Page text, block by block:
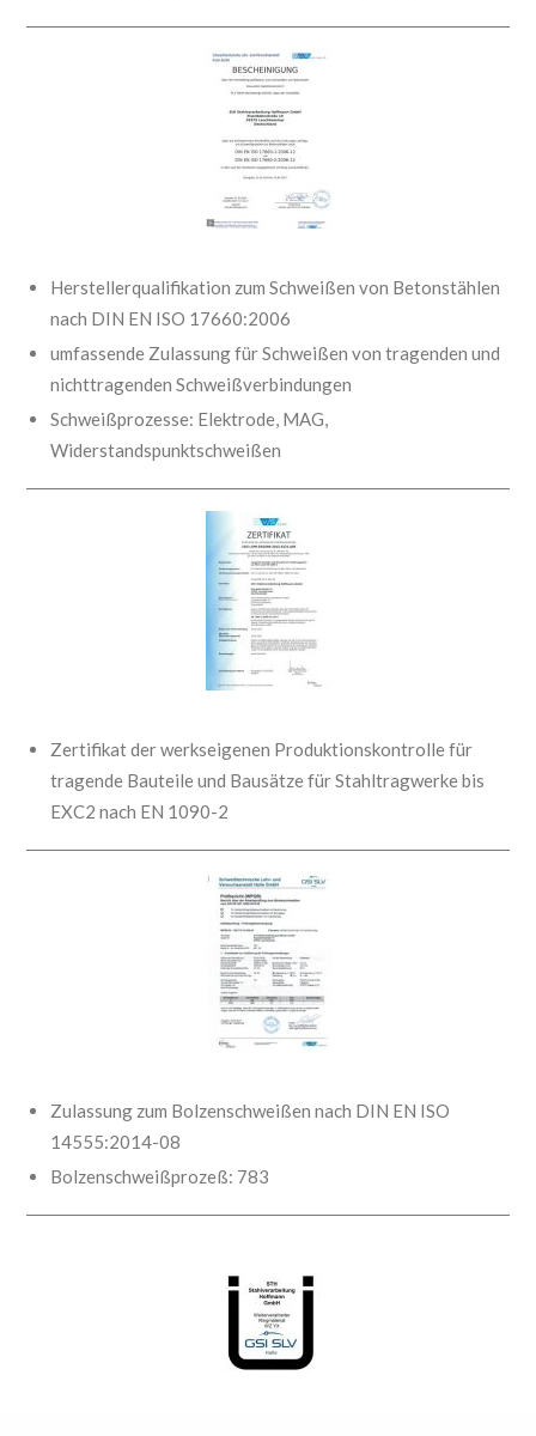
Herstellerqualifikation zum Schweißen von Betonstählen
nach DIN EN ISO 17660:2006
umfassende Zulassung für Schweißen von tragenden und
nichttragenden Schweißverbindungen
Schweißprozesse: Elektrode, MAG,
Widerstandspunktschweißen
Zertifikat der werkseigenen Produktionskontrolle für
tragende Bauteile und Bausätze für Stahltragwerke bis
EXC2 nach EN 1090-2
Zulassung zum Bolzenschweißen nach DIN EN ISO
14555:2014-08
Bolzenschweißprozeß: 783